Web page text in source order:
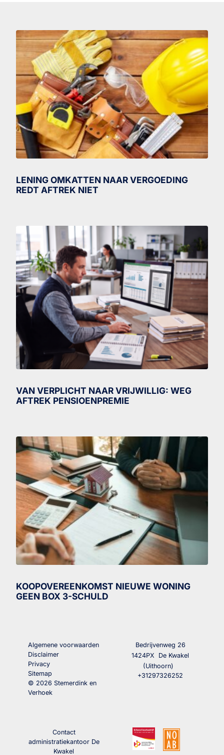
LENING OMKATTEN NAAR VERGOEDING
REDT AFTREK NIET
VAN VERPLICHT NAAR VRIJWILLIG: WEG
AFTREK PENSIOENPREMIE
KOOPOVEREENKOMST NIEUWE WONING
GEEN BOX 3-SCHULD
Algemene voorwaarden
Disclaimer
Privacy
Sitemap
© 2026 Stemerdink en
Verhoek
Bedrijvenweg 26
1424PX
De Kwakel
(Uithoorn)
+31297326252
Contact
administratiekantoor De
Kwakel